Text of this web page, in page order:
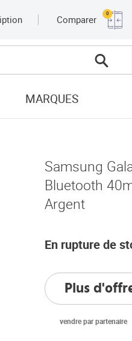
Comparer
0
MARQUES
Samsung
Bluetooth
Argent
En rupture de
Plus
vendre par partenaire